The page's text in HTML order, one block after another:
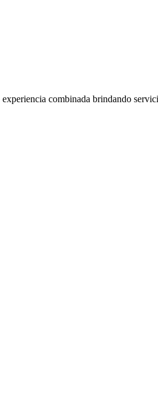
combinada brindando